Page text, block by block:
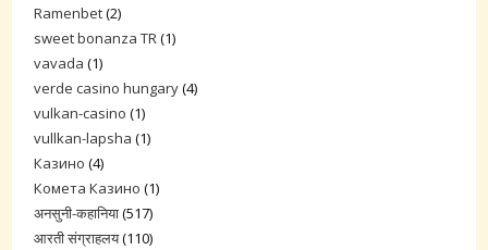
Ramenbet(2)
sweet bonanza TR(1)
vavada (1)
verde casino hungary(4)
vulkan-casino (1)
vullkan-lapsha (1)
Казино (4)
Комета Казино (1)
अनसुनी-कहानिया(517)
आरती संग्राहलय(110)